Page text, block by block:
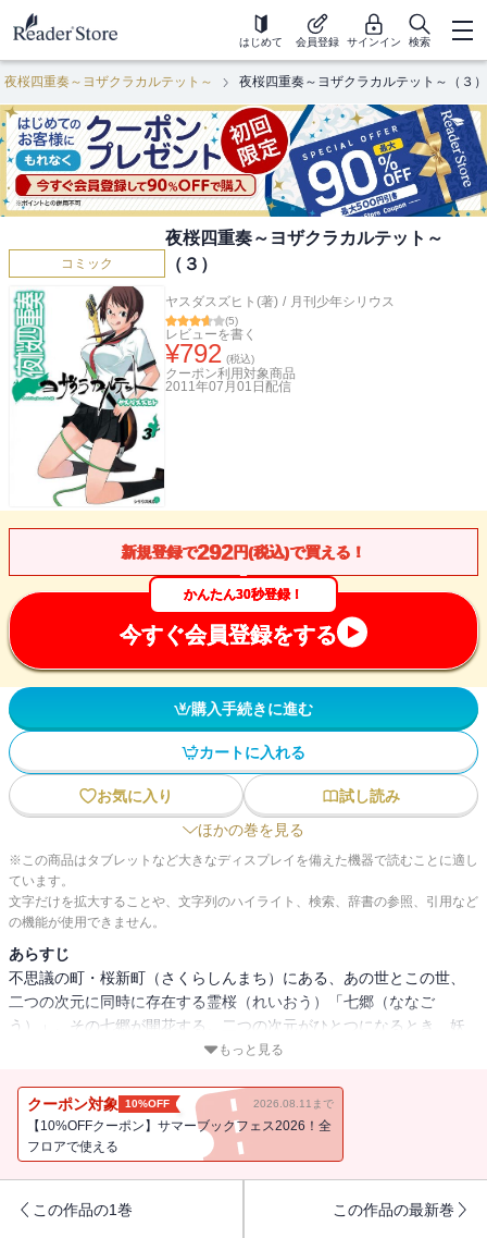
はじめて 会員登録 サインイン 検索
夜桜四重奏～ヨザクラカルテット～ 夜桜四重奏～ヨザクラカルテット～（３）
コミック
夜桜四重奏～ヨザクラカルテット～
（３）
ヤスダスズヒト(著) / 月刊少年シリウス
(5)
レビューを書く
¥792 (税込)
クーポン利用対象商品
2011年07月01日 配信
新規登録で292円(税込)で買える！
かんたん30秒登録！
今すぐ会員登録をする
購入手続きに進む
カートに入れる
お気に入り
試し読み
ほかの巻を見る
※この商品はタブレットなど大きなディスプレイを備えた機器で読むことに適し
ています。
文字だけを拡大することや、文字列のハイライト、検索、辞書の参照、引用など
の機能が使用できません。
あらすじ
不思議の町・桜新町（さくらしんまち）にある、あの世とこの世、
二つの次元に同時に存在する霊桜（れいおう）「七郷（ななご
う）」。その七郷が開花する。二つの次元がひとつになるとき、妖
怪があふれこの世が崩壊するかも!? 町長ヒメは、秘密を知らされ大
害する、隣町町長となぞの老人の突然の襲撃！ さらわれた小姫を
救うため、『比泉（ひいずみ）生活相談事務所』面々の本格バトル
がついにはじまった！ 新感覚ハートフル・アクション！
もっと見る
クーポン対象 10%OFF 2026.08.11まで
【10%OFFクーポン】サマーブックフェス2026！全
フロアで使える
この作品の1巻 この作品の最新巻